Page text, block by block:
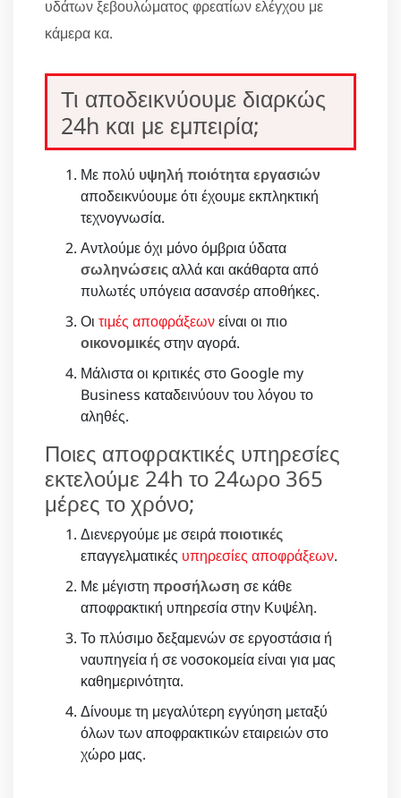
υδάτων ξεβουλώματος φρεατίων ελέγχου με
κάμερα κα.
Τι αποδεικνύουμε διαρκώς
24h και με εμπειρία;
Με πολύ υψηλή ποιότητα εργασιών
αποδεικνύουμε ότι έχουμε εκπληκτική
τεχνογνωσία.
Αντλούμε όχι μόνο όμβρια ύδατα
σωληνώσειςαλλά και ακάθαρτα από
πυλωτές υπόγεια ασανσέρ αποθήκες.
Οι τιμές αποφράξεωνείναι οι πιο
οικονομικέςστην αγορά.
Μάλιστα οι κριτικές στο Google my
Business καταδεινύουν του λόγου το
αληθές.
Ποιες αποφρακτικές υπηρεσίες
εκτελούμε 24h το 24ωρο 365
μέρες το χρόνο;
Διενεργούμε με σειράποιοτικές
επαγγελματικές υπηρεσίες αποφράξεων.
Με μέγιστη προσήλωση σε κάθε
αποφρακτική υπηρεσία στην Κυψέλη.
Το πλύσιμο δεξαμενών σε εργοστάσια ή
ναυπηγεία ή σε νοσοκομεία είναι για μας
καθημερινότητα.
Δίνουμε τη μεγαλύτερη εγγύηση μεταξύ
όλων των αποφρακτικών εταιρειών στο
χώρο μας.